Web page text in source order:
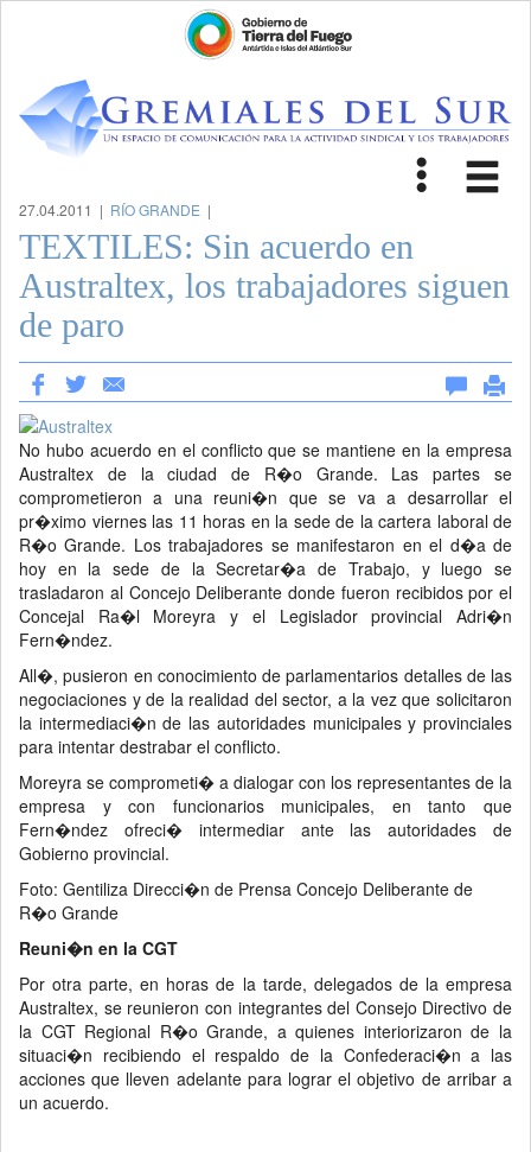
Toggle
27.04.2011 | RÍO GRANDE |
TEXTILES: Sin acuerdo en
Australtex, los trabajadores siguen
de paro
No hubo acuerdo en el conflicto que se mantiene en la empresa
Australtex de la ciudad de R�o Grande. Las partes se
comprometieron a una reuni�n que se va a desarrollar el
pr�ximo viernes las 11 horas en la sede de la cartera laboral de
R�o Grande. Los trabajadores se manifestaron en el d�a de
hoy en la sede de la Secretar�a de Trabajo, y luego se
trasladaron al Concejo Deliberante donde fueron recibidos por el
Concejal Ra�l Moreyra y el Legislador provincial Adri�n
Fern�ndez.
All�, pusieron en conocimiento de parlamentarios detalles de las
negociaciones y de la realidad del sector, a la vez que solicitaron
la intermediaci�n de las autoridades municipales y provinciales
para intentar destrabar el conflicto.
Moreyra se comprometi� a dialogar con los representantes de la
empresa y con funcionarios municipales, en tanto que
Fern�ndez ofreci� intermediar ante las autoridades de
Gobierno provincial.
Foto: Gentiliza Direcci�n de Prensa Concejo Deliberante de
R�o Grande
Reuni�n en la CGT
Por otra parte, en horas de la tarde, delegados de la empresa
Australtex, se reunieron con integrantes del Consejo Directivo de
la CGT Regional R�o Grande, a quienes interiorizaron de la
situaci�n recibiendo el respaldo de la Confederaci�n a las
acciones que lleven adelante para lograr el objetivo de arribar a
un acuerdo.